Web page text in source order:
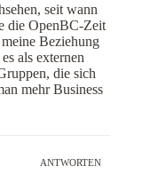
seit wann
die OpenBC-Zeit
Beziehung
als externen
die sich
mehr Business
ANTWORTEN